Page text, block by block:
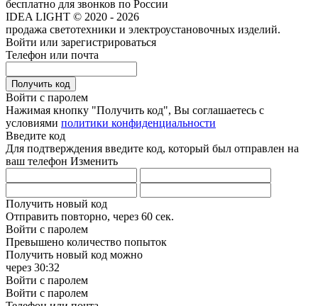
бесплатно для звонков по России
IDEA LIGHT © 2020 - 2026
продажа светотехники и электроустановочных изделий.
Войти или зарегистрироваться
Телефон или почта
Получить код
Войти с паролем
Нажимая кнопку "Получить код", Вы соглашаетесь с
условиями политики конфиденциальности
Введите код
Для подтверждения введите код, который был отправлен на
ваш телефон Изменить
Получить новый код
Отправить повторно, через 60 сек.
Войти с паролем
Превышено количество попыток
Получить новый код можно
через 30:32
Войти с паролем
Войти с паролем